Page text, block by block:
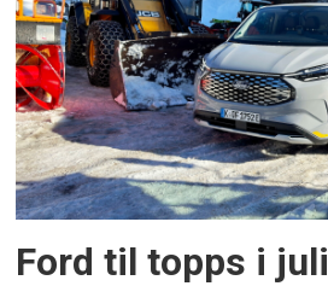
Ford til topps i juli